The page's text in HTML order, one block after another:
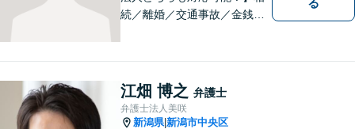
続／離婚／交通事故／金銭ト
解決方法をわかりやすく説明
し、元の生活に戻っていただ
けるよう尽力します。【地域
の皆様のお力になりたい】
江畑 博之 弁護士
弁護士法人美咲
新潟県|新潟市中央区